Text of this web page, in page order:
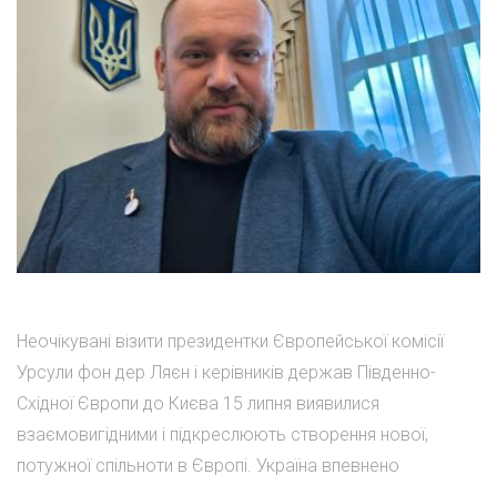
Неочікувані візити президентки Європейської комісії
Урсули фон дер Ляєн і керівників держав Південно-
Східної Європи до Києва 15 липня виявилися
взаємовигідними і підкреслюють створення нової,
потужної спільноти в Європі. Україна впевнено